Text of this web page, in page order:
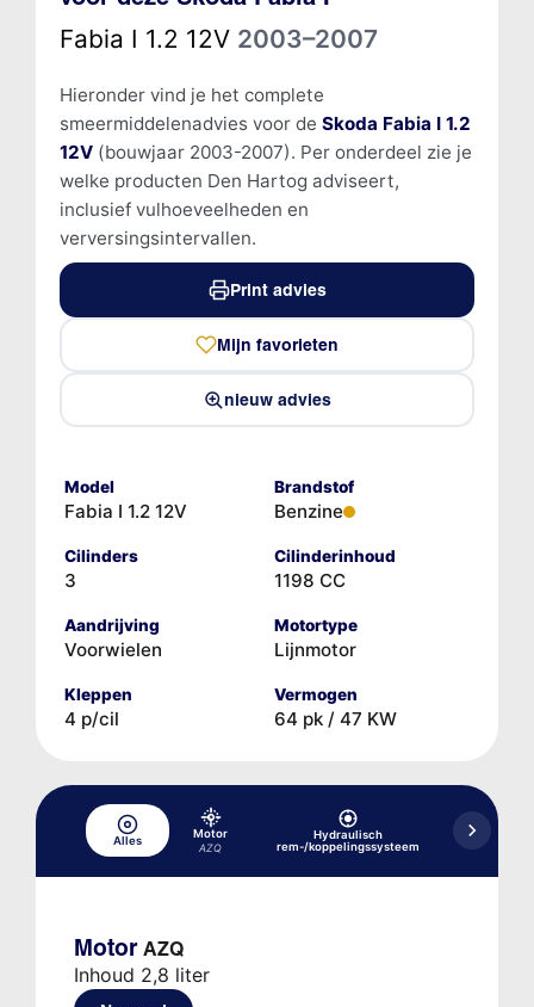
Fabia I 1.2 12V 2003–2007
Hieronder vind je het complete
smeermiddelenadvies voor de Skoda Fabia I 1.2
12V(bouwjaar 2003-2007). Per onderdeel zie je
welke producten Den Hartog adviseert,
inclusief vulhoeveelheden en
verversingsintervallen.
Print advies
Mijn favorieten
nieuw advies
Model
Fabia I 1.2 12V
Brandstof
Benzine
Cilinders
3
Cilinderinhoud
1198 CC
Aandrijving
Voorwielen
Motortype
Lijnmotor
Kleppen
4 p/cil
Vermogen
64 pk / 47 KW
Alles
Motor
AZQ
Hydraulisch
rem-/koppelingssysteem
Koelsysteem
Motor AZQ
Inhoud 2,8 liter